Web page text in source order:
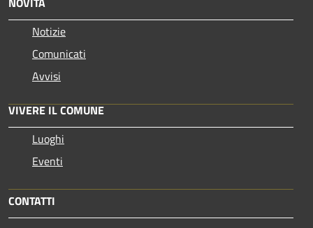
Notizie
Comunicati
Avvisi
VIVERE IL COMUNE
Luoghi
Eventi
CONTATTI